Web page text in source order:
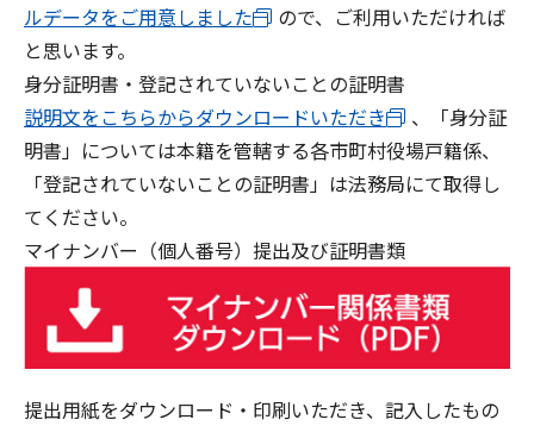
ルデータをご用意しました
ので、ご利用いただければ
と思います。
身分証明書・登記されていないことの証明書
説明文をこちらからダウンロードいただき
、「身分証
明書」については本籍を管轄する各市町村役場戸籍係、
「登記されていないことの証明書」は法務局にて取得し
てください。
マイナンバー（個人番号）提出及び証明書類
提出用紙をダウンロード・印刷いただき、記入したもの